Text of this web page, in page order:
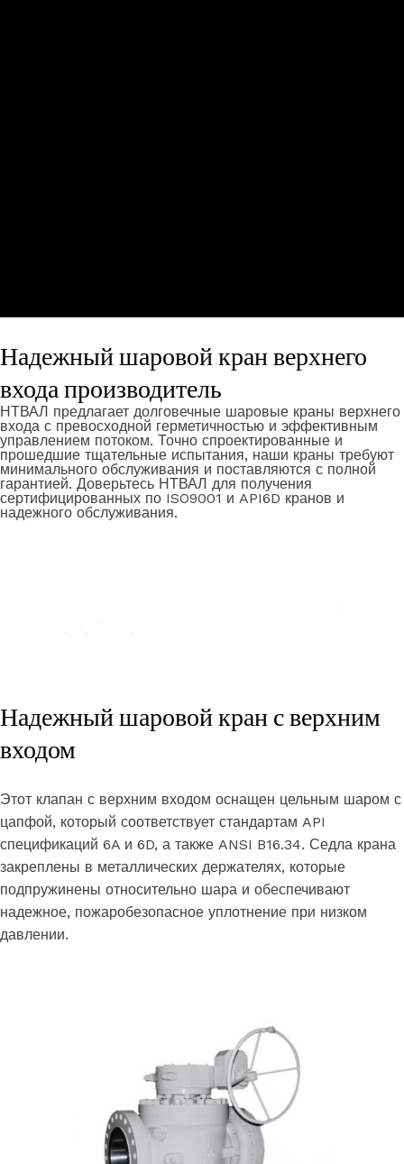
Надежный шаровой кран верхнего
входа производитель
НТВАЛ предлагает долговечные шаровые краны верхнего
входа с превосходной герметичностью и эффективным
управлением потоком. Точно спроектированные и
прошедшие тщательные испытания, наши краны требуют
минимального обслуживания и поставляются с полной
гарантией. Доверьтесь НТВАЛ для получения
сертифицированных по ISO9001 и API6D кранов и
надежного обслуживания.
Надежный шаровой кран с верхним
входом
Этот клапан с верхним входом оснащен цельным шаром с
цапфой, который соответствует стандартам API
спецификаций 6A и 6D, а также ANSI B16.34. Седла крана
закреплены в металлических держателях, которые
подпружинены относительно шара и обеспечивают
надежное, пожаробезопасное уплотнение при низком
давлении.